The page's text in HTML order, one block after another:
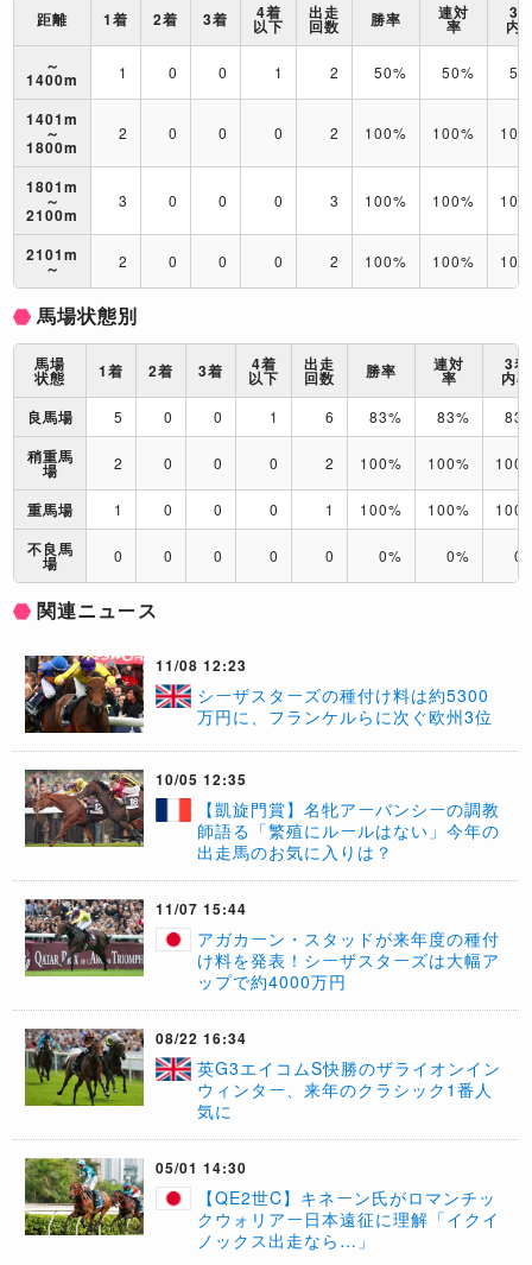
距離 1着 2着 3着 4着
以下
出走
回数 勝率 連対
率
3
内
～
1400m 1 0 0 1 2 50% 50%
1401m
～
1800m
2 0 0 0 2 100% 100%
1801m
～
2100m
3 0 0 0 3 100% 100%
2101m
～ 2 0 0 0 2 100% 100%
馬場状態別
馬場
状態 1着 2着 3着 4着
以下
出走
回数 勝率 連対
率
3着
内率
良馬場
5 0 0 1 6 83% 83%
稍重馬
場 2 0 0 0 2 100% 100%
重馬場 1 0 0 0 1 100% 100%
不良馬
場 0 0 0 0 0 0% 0%
関連ニュース
11/08 12:23
シーザスターズの種付け料は約5300
万円に、フランケルらに次ぐ欧州3位
10/05 12:35
【凱旋門賞】名牝アーバンシーの調教
師語る「繁殖にルールはない」今年の
出走馬のお気に入りは？
11/07 15:44
アガカーン・スタッドが来年度の種付
け料を発表！シーザスターズは大幅ア
ップで約4000万円
08/22 16:34
​英G3エイコムS快勝のザライオンイン
ウィンター、来年のクラシック1番人
気に
05/01 14:30
【QE2世C】キネーン氏がロマンチッ
クウォリアー日本遠征に理解「イクイ
ノックス出走なら…」